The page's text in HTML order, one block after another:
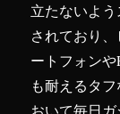
立たないよ
されており
ートフォン
も耐えるタ
おいて毎日